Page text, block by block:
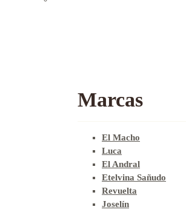
Marcas
El Macho
Luca
El Andral
Etelvina Sañudo
Revuelta
Joselín